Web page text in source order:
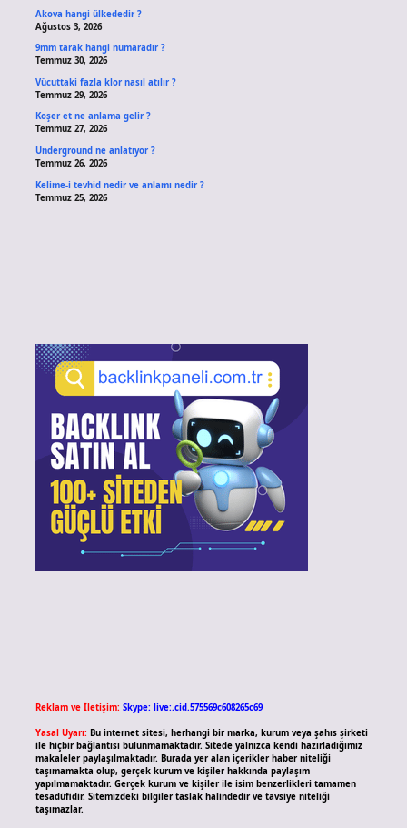
Akova hangi ülkededir ?
Ağustos 3, 2026
9mm tarak hangi numaradır ?
Temmuz 30, 2026
Vücuttaki fazla klor nasıl atılır ?
Temmuz 29, 2026
Koşer et ne anlama gelir ?
Temmuz 27, 2026
Underground ne anlatıyor ?
Temmuz 26, 2026
Kelime-i tevhid nedir ve anlamı nedir ?
Temmuz 25, 2026
Reklam ve İletişim: Skype: live:.cid.575569c608265c69
Yasal Uyarı: Bu internet sitesi, herhangi bir marka, kurum veya şahıs şirketi
ile hiçbir bağlantısı bulunmamaktadır. Sitede yalnızca kendi hazırladığımız
makaleler paylaşılmaktadır. Burada yer alan içerikler haber niteliği
taşımamakta olup, gerçek kurum ve kişiler hakkında paylaşım
yapılmamaktadır. Gerçek kurum ve kişiler ile isim benzerlikleri tamamen
tesadüfidir. Sitemizdeki bilgiler taslak halindedir ve tavsiye niteliği
taşımazlar.